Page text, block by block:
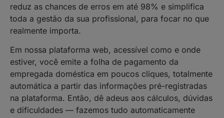
reduz as chances de erros em até 98% e simplifica
toda a gestão da sua profissional, para focar no que
realmente importa.
Em nossa plataforma web, acessível como e onde
estiver, você emite a folha de pagamento da
empregada doméstica em poucos cliques, totalmente
automática a partir das informações pré-registradas
na plataforma. Então, dê adeus aos cálculos, dúvidas
e dificuldades — fazemos tudo automaticamente